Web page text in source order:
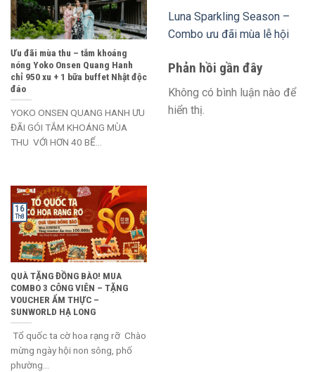
Ưu đãi mùa thu – tắm khoáng
nóng Yoko Onsen Quang Hanh
chỉ 950 xu + 1 bữa buffet Nhật độc
đáo
YOKO ONSEN QUANG HANH ƯU
ĐÃI GÓI TẮM KHOÁNG MÙA
THU VỚI HƠN 40 BỂ...
QUÀ TẶNG ĐỒNG BÀO! MUA
COMBO 3 CÔNG VIÊN – TẶNG
VOUCHER ẨM THỰC –
SUNWORLD HẠ LONG
Tổ quốc ta cờ hoa rạng rỡ Chào
mừng ngày hội non sông, phố
phường...
16
Th8
Luna Sparkling Season –
Combo ưu đãi mùa lễ hội
Phản hồi gần đây
Không có bình luận nào để
hiển thị.